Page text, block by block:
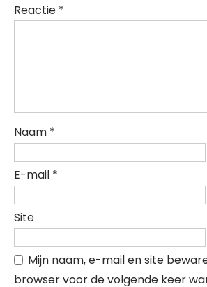
Reactie *
Naam *
E-mail *
Site
Mijn naam, e-mail en site
browser voor de volgende keer